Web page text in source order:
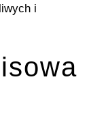
i